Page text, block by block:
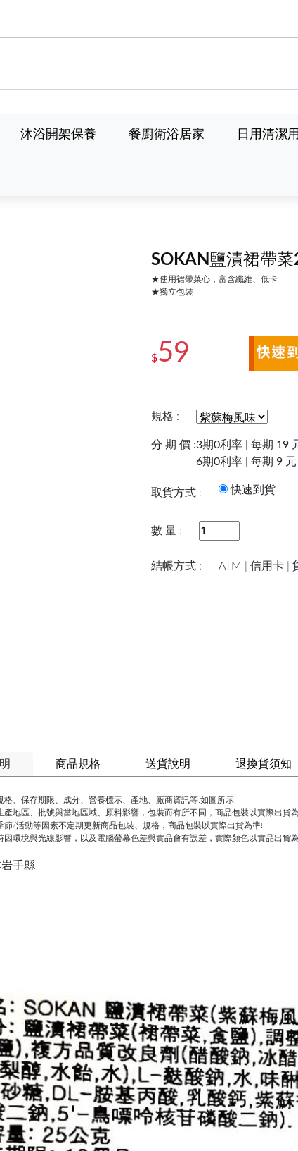
沐浴開架保養 餐廚衛浴居家 日用清潔
SOKAN鹽漬裙帶菜
★使用裙帶菜心，富含纖維、低卡
★獨立包裝
$59
規格 :
分 期 價 :3期0利率 | 每期 19
6期0利率 | 每期 9 元
取貨方式 : 快速到貨
數 量 :
結帳方式 : ATM | 信用卡 |
商品規格 送貨說明 退換貨須知
、保存期限、成分、營養標示、產地、廠商資訊等:如圖所示
地區、批號與當地區域、原料影響，包裝而有所不同，商品包裝以實際出貨
/活動等因素不定期更新商品包裝、規格，商品包裝以實際出貨為準!!!
環境與光線影響，以及電腦螢幕色差與實品會有誤差，實際顏色以實品出貨為
手縣